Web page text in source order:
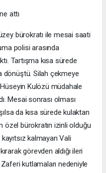
attı
bürokratı ile mesai saati
polisi arasında
Tartışma kısa sürede
dönüştü. Silah çekmeye
Hüseyin Kulözü müdahale
Mesai sonrası olması
da kısa sürede kulaktan
özel bürokratın izinli olduğu
kalmayan Vali
görevden aldığı ileri
kutlamaları nedeniyle